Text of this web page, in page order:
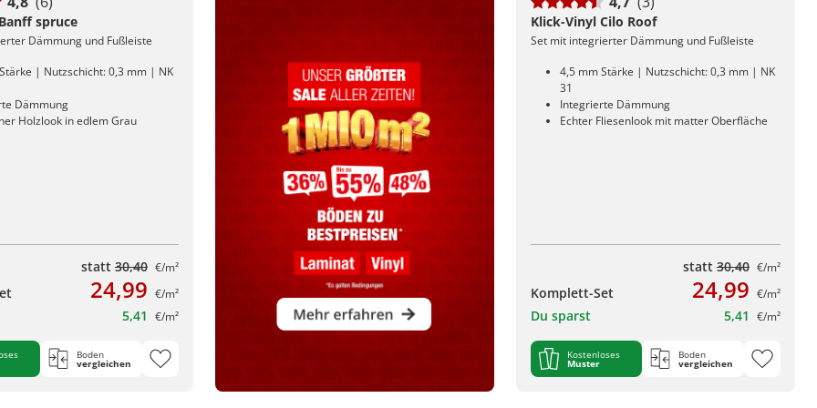
spruce
Dämmung und Fußleiste
| Nutzschicht: 0,3 mm | NK
Dämmung
Holzlook in edlem Grau
statt 30,40 €/m²
24,99 €/m²
5,41 €/m²
Boden
vergleichen
Klick-Vinyl Cilo Roof
Set mit integrierter Dämmung und Fußleiste
4,5 mm Stärke | Nutzschicht: 0,3 mm | NK
31
Integrierte Dämmung
Echter Fliesenlook mit matter Oberfläche
statt 30,40 €/m²
Komplett-Set 24,99 €/m²
Du sparst 5,41 €/m²
Kostenloses
Muster
Boden
vergleichen